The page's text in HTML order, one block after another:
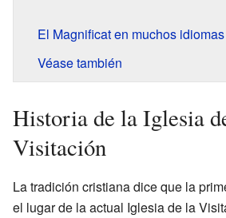
El Magnificat en muchos idiomas
Véase también
Historia de la Iglesia
Visitación
La tradición cristiana dice que la
el lugar de la actual Iglesia de la